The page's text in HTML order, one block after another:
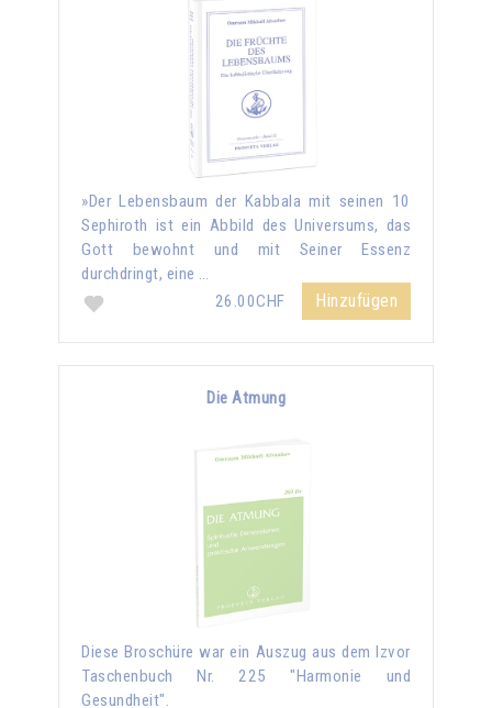
»Der Lebensbaum der Kabbala mit seinen 10
Sephiroth ist ein Abbild des Universums, das
Gott bewohnt und mit Seiner Essenz
durchdringt, eine …
26.00CHF
Hinzufügen
Die Atmung
Diese Broschüre war ein Auszug aus dem Izvor
Taschenbuch Nr. 225 "Harmonie und
Gesundheit".